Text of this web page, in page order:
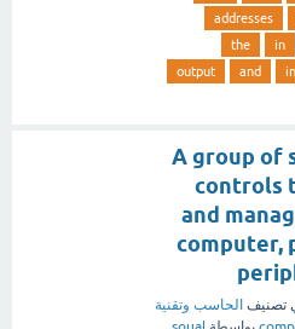
addresses
in
the
and
output
A group of
controls
and
computer,
تصنيف الحاسب وتقنية